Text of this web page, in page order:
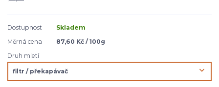
Dostupnost
Skladem
Měrná cena
87,60 Kč / 100g
Druh mletí